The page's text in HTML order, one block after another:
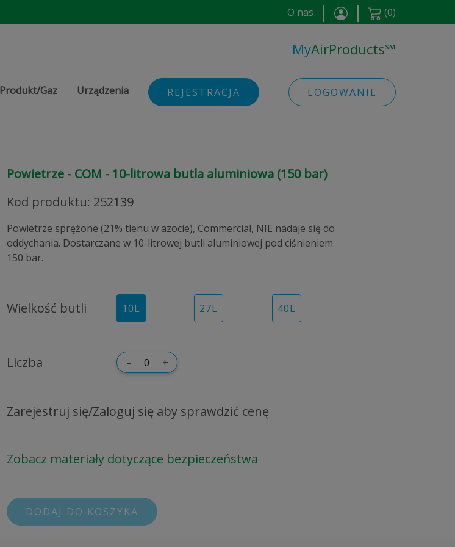
O nas (0)
MyAirProducts℠
Produkt/Gaz Urządzenia REJESTRACJA LOGOWANIE
Powietrze - COM - 10-litrowa butla aluminiowa (150 bar)
Kod produktu: 252139
Powietrze sprężone (21% tlenu w azocie), Commercial, NIE nadaje się do
oddychania. Dostarczane w 10-litrowej butli aluminiowej pod ciśnieniem
150 bar.
Wielkość butli 10L 27L 40L
Liczba – +
Zarejestruj się/Zaloguj się aby sprawdzić cenę
Zobacz materiały dotyczące bezpieczeństwa
DODAJ DO KOSZYKA